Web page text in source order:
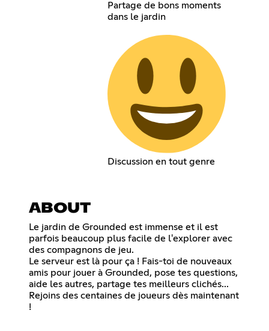
Partage de bons moments
dans le jardin
Discussion en tout genre
ABOUT
Le jardin de Grounded est immense et il est
parfois beaucoup plus facile de l'explorer avec
des compagnons de jeu.
Le serveur est là pour ça ! Fais-toi de nouveaux
amis pour jouer à Grounded, pose tes questions,
aide les autres, partage tes meilleurs clichés...
Rejoins des centaines de joueurs dès maintenant
!